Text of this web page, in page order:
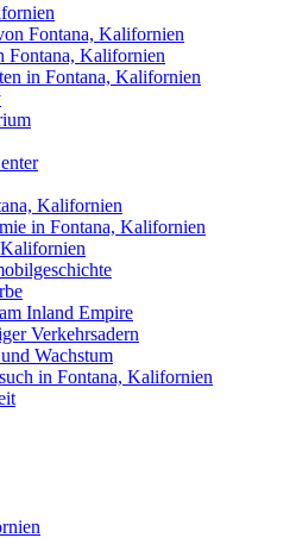
Fontana, Kalifornien
Fontana, Kalifornien
in Fontana, Kalifornien
Kalifornien
in Fontana, Kalifornien
Inland Empire
Verkehrsadern
Wachstum
in Fontana, Kalifornien